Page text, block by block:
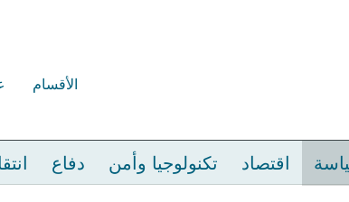
الأقسام
اقتصاد تكنولوجيا وأمن دفاع